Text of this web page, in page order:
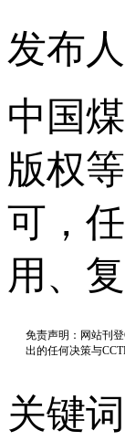
发布
中国
版权
可，
用、
免责声明：网站刊
出的任何决策与
关键